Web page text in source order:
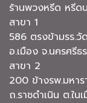
ร้านพวงหรีด หรีด
สาขา 1
586 ตรงข้ามรร.วั
อ.เมือง จ.นครศรี
สาขา 2
200 ข้างรพ.มหาร
ถ.ราชดำเนิน ต.ใ